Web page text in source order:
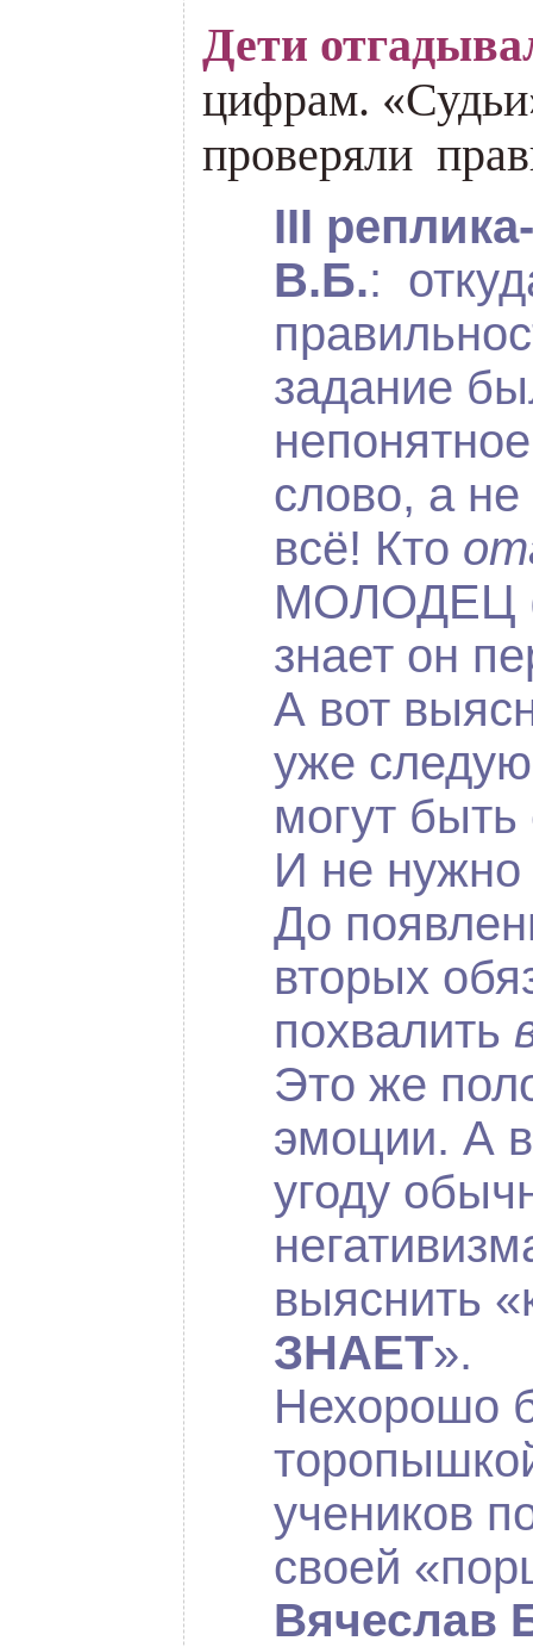
Дети
цифрам.
проверяли
III
В.Б.:
задание
слово, а
всё! Кто
МОЛОДЕЦ
знает он
А вот
уже
могут
И не нужно
До
вторых
похвалить
Это же
эмоции. А
угоду
выяснить
ЗНАЕТ».
Нехорошо
учеников
своей
Вячеслав